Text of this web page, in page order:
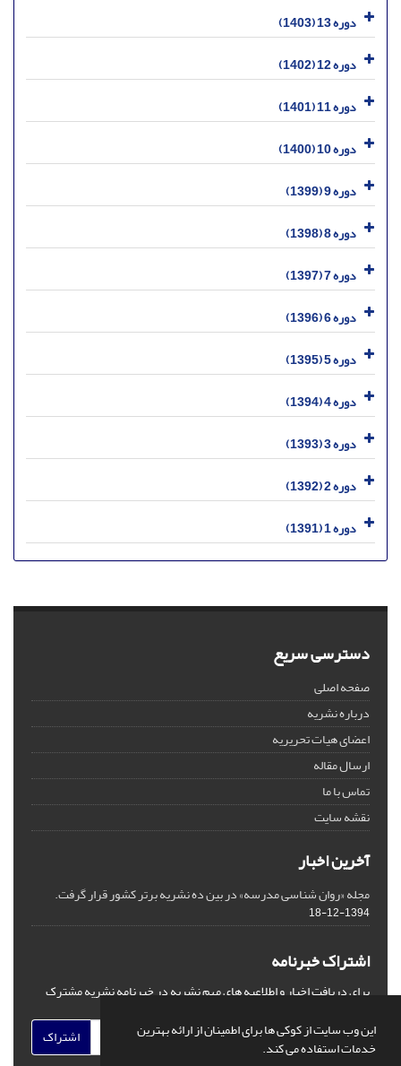
این وب سایت از کوکی ها برای اطمینان از ارائه بهترین
خدمات استفاده می کند.
دوره 13 (1403)
دوره 12 (1402)
دوره 11 (1401)
دوره 10 (1400)
دوره 9 (1399)
دوره 8 (1398)
دوره 7 (1397)
دوره 6 (1396)
دوره 5 (1395)
دوره 4 (1394)
دوره 3 (1393)
دوره 2 (1392)
دوره 1 (1391)
دسترسی سریع
صفحه اصلی
درباره نشریه
اعضای هیات تحریریه
ارسال مقاله
تماس با ما
نقشه سایت
آخرین اخبار
مجله «روان شناسی مدرسه» در بین ده نشریه برتر کشور قرار گرفت.
1394-12-18
اشتراک خبرنامه
برای دریافت اخبار و اطلاعیه های مهم نشریه در خبرنامه نشریه مشترک
اشتراک